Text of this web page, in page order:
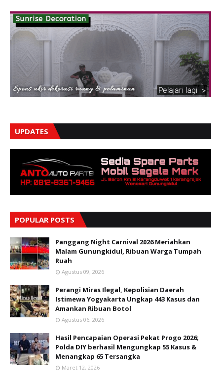
UPDATES
POPULAR POSTS
Panggang Night Carnival 2026 Meriahkan
Malam Gunungkidul, Ribuan Warga Tumpah
Ruah
Agustus 09, 2026
Perangi Miras Ilegal, Kepolisian Daerah
Istimewa Yogyakarta Ungkap 443 Kasus dan
Amankan Ribuan Botol
Agustus 06, 2026
Hasil Pencapaian Operasi Pekat Progo 2026;
Polda DIY berhasil Mengungkap 55 Kasus &
Menangkap 65 Tersangka
Maret 12, 2026